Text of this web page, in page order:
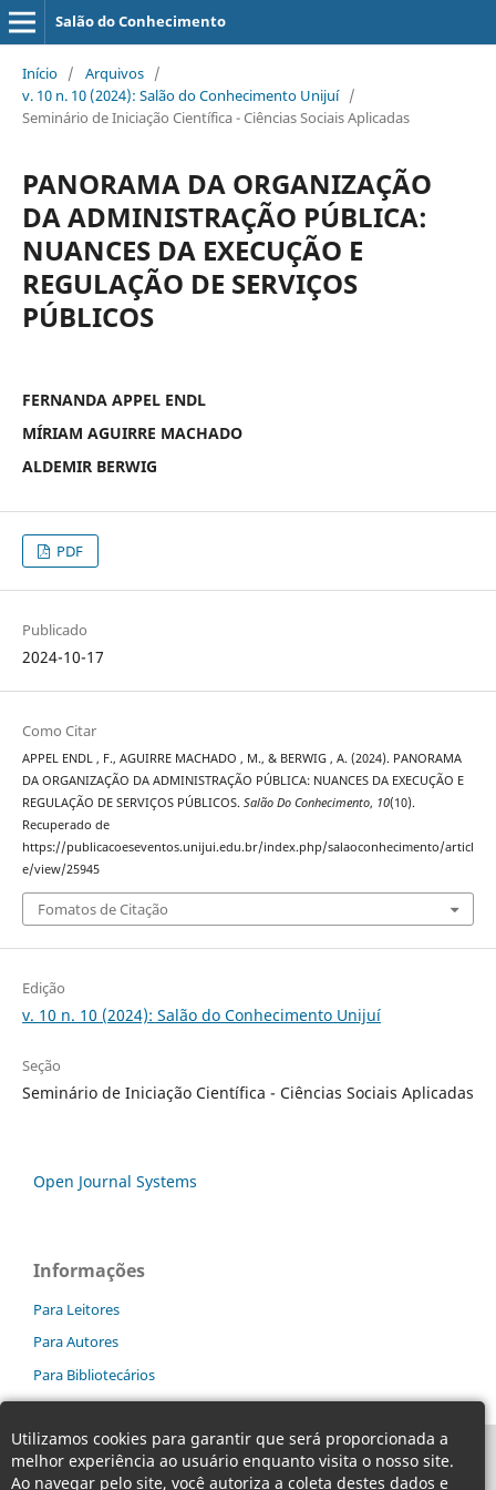
Utilizamos cookies para garantir que será proporcionada a
melhor experiência ao usuário enquanto visita o nosso site.
Ao navegar pelo site, você autoriza a coleta destes dados e
Salão do Conhecimento
Início / Arquivos /
v. 10 n. 10 (2024): Salão do Conhecimento Unijuí /
Seminário de Iniciação Científica - Ciências Sociais Aplicadas
PANORAMA DA ORGANIZAÇÃO
DA ADMINISTRAÇÃO PÚBLICA:
NUANCES DA EXECUÇÃO E
REGULAÇÃO DE SERVIÇOS
PÚBLICOS
FERNANDA APPEL ENDL
MÍRIAM AGUIRRE MACHADO
ALDEMIR BERWIG
PDF
Publicado
2024-10-17
Como Citar
APPEL ENDL , F., AGUIRRE MACHADO , M., & BERWIG , A. (2024). PANORAMA
DA ORGANIZAÇÃO DA ADMINISTRAÇÃO PÚBLICA: NUANCES DA EXECUÇÃO E
REGULAÇÃO DE SERVIÇOS PÚBLICOS. Salão Do Conhecimento, 10(10).
Recuperado de
https://publicacoeseventos.unijui.edu.br/index.php/salaoconhecimento/articl
e/view/25945
Fomatos de Citação
Edição
v. 10 n. 10 (2024): Salão do Conhecimento Unijuí
Seção
Seminário de Iniciação Científica - Ciências Sociais Aplicadas
Open Journal Systems
Informações
Para Leitores
Para Autores
Para Bibliotecários